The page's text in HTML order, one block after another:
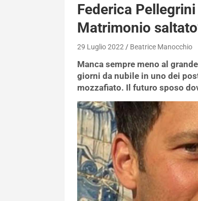
Federica
Matrimonio
29 Luglio 2022 Beatrice Manocchio
Manca sempre meno al
giorni da nubile in uno dei
mozzafiato. Il futuro sposo